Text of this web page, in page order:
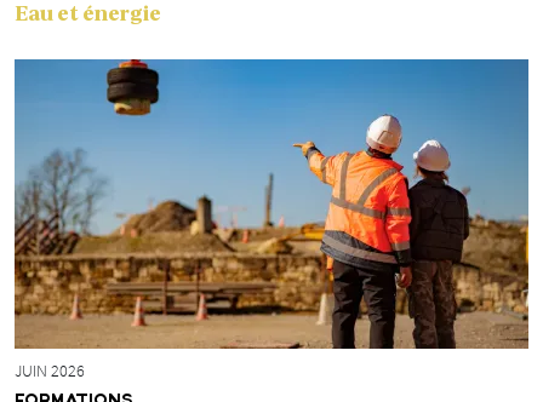
Eau et énergie
JUIN 2026